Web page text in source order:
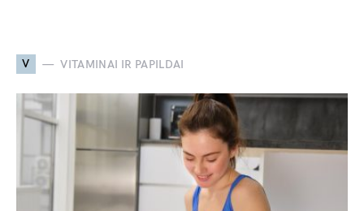
V VITAMINAI IR PAPILDAI